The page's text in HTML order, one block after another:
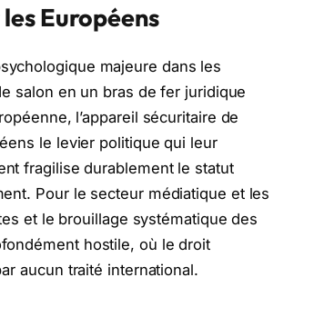
Européens
majeure dans les
salon en un bras de fer juridique
l’appareil sécuritaire de
le levier politique qui leur
fragilise durablement le statut
Pour le secteur médiatique et les
et le brouillage systématique des
hostile, où le droit
aucun traité international.